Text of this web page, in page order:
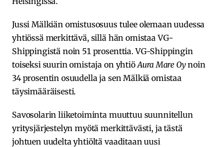
Jussi Mälkiän omistusosuus tulee olemaan uudessa
yhtiössä merkittävä, sillä hän omistaa VG-
Shippingistä noin 51 prosenttia. VG-Shippingin
toiseksi suurin omistaja on yhtiö Aura Mare Oynoin
34 prosentin osuudella ja sen Mälkiä omistaa
täysimääräisesti.
Savosolarin liiketoiminta muuttuu suunnitellun
yritysjärjestelyn myötä merkittävästi, ja tästä
johtuen uudelta yhtiöltä vaaditaan uusi